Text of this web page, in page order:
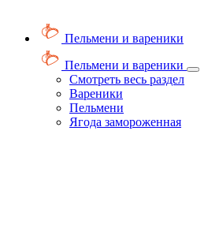
Пельмени и вареники
Пельмени и вареники
Смотреть весь раздел
Вареники
Пельмени
Ягода замороженная